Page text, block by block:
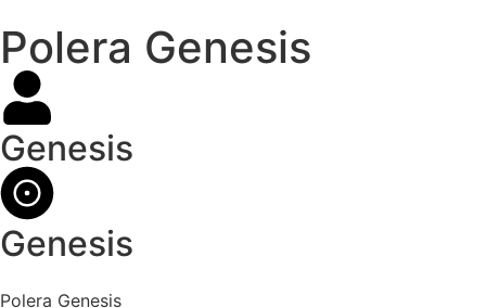
Polera Genesis
Genesis
Genesis
Polera Genesis